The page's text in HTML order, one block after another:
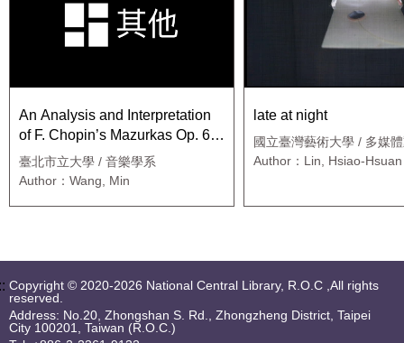
An Analysis and Interpretation
of F. Chopin’s Mazurkas Op. 6-
3, 17-2, 33-2, 50-3 and 67-4
臺北市立大學 / 音樂學系
Author：Wang, Min
late at night
國立臺灣藝術大學 / 多媒
學系動畫藝術碩士班
Author：Lin, Hsiao-Hsuan
Copyright © 2020-2026 National Central Library, R.O.C ,All rights
reserved.
Address: No.20, Zhongshan S. Rd., Zhongzheng District, Taipei
City 100201, Taiwan (R.O.C.)